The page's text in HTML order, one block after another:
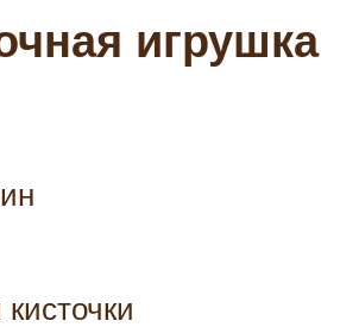
игрушка